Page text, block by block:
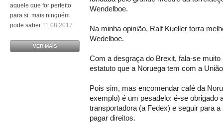
Wendelboe.
Na minha opinião, Ralf Kueller torra
Wedelboe.
Com a desgraça do Brexit, fala-se muito
estatuto que a Noruega tem com a
Pois sim, mas encomendar café da
exemplo) é um pesadelo: é-se obrigado
transportadora (a Fedex) e seguir para
pagar direitos.
aquele que for perfeito
para si: mais ninguém
pode saber 11.08.2017
VER MAIS